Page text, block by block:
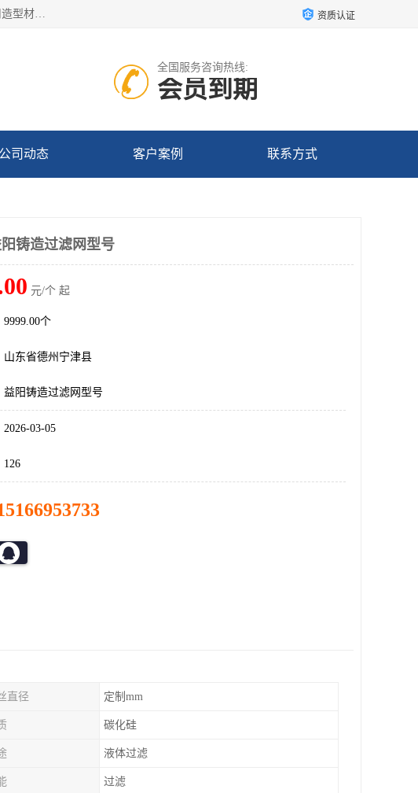
宁津县博涵机械有限公司成立于2016年，注册地位于山东省德州市。经营范围包括：机械设备研发、生产及销售，铸造用造型材料生产、销售，玻璃纤维及制品制造、销售，汽车零配件零售，机械零件、零部件加工，机械零件、零部件销售等；主要产品有：纤维过滤网,陶瓷过滤器,泡沫陶瓷过滤器,耐高温纤维过滤器,铸铁过滤器,铸铜过滤网,铸铝过滤网,铝轮毂过滤网,高效过滤网,高效陶瓷过滤网,高效纤维过滤网。 资质认证
全国服务咨询热线:
会员到期
公司动态 客户案例 联系方式
铸造过滤网型号
元/个 起
9999.00个
山东省德州宁津县
益阳铸造过滤网型号
2026-03-05
126
直径 定制mm
碳化硅
液体过滤
过滤